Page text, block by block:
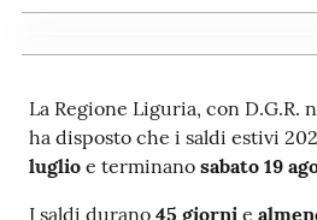
La Regione Liguria, con D.G.R.
ha disposto che i saldi estivi
luglio e terminano sabato 19
I saldi durano 45 giorni e